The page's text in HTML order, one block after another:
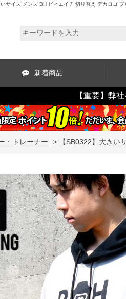
サイズ メンズ BH ビィエイチ 切り替え デカロゴ
新着商品
【重要】弊
・トレーナー > 【SB0322】大き